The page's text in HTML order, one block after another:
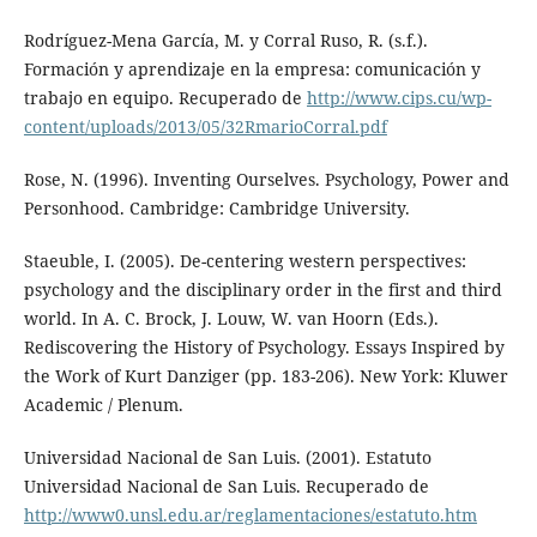
Rodríguez-Mena García, M. y Corral Ruso, R. (s.f.).
Formación y aprendizaje en la empresa: comunicación y
trabajo en equipo. Recuperado de http://www.cips.cu/wp-
content/uploads/2013/05/32RmarioCorral.pdf
Rose, N. (1996). Inventing Ourselves. Psychology, Power and
Personhood. Cambridge: Cambridge University.
Staeuble, I. (2005). De-centering western perspectives:
psychology and the disciplinary order in the first and third
world. In A. C. Brock, J. Louw, W. van Hoorn (Eds.).
Rediscovering the History of Psychology. Essays Inspired by
the Work of Kurt Danziger (pp. 183-206). New York: Kluwer
Academic / Plenum.
Universidad Nacional de San Luis. (2001). Estatuto
Universidad Nacional de San Luis. Recuperado de
http://www0.unsl.edu.ar/reglamentaciones/estatuto.htm